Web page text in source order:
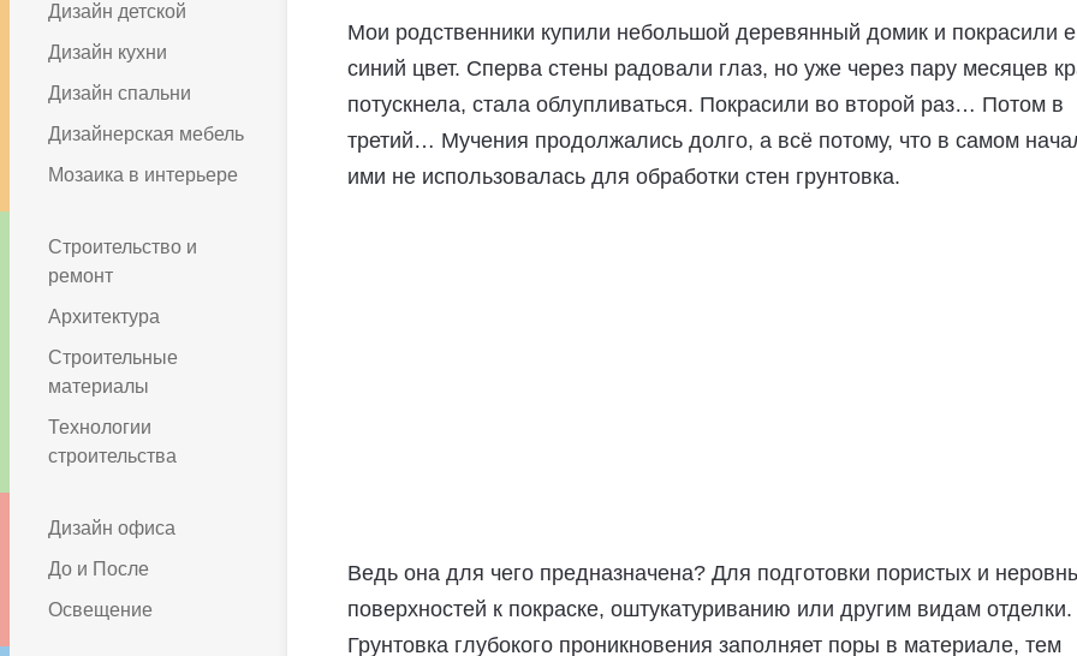
Дизайн детской
Дизайн кухни
Дизайн спальни
Дизайнерская мебель
Мозаика в интерьере
Строительство и
ремонт
Архитектура
Строительные
материалы
Технологии
строительства
Дизайн офиса
До и После
Освещение
Мои родственники купили небольшой деревянный домик и покрасили
синий цвет. Сперва стены радовали глаз, но уже через пару месяцев
потускнела, стала облупливаться. Покрасили во второй раз… Потом в
третий… Мучения продолжались долго, а всё потому, что в самом
ими не использовалась для обработки стен грунтовка.
Ведь она для чего предназначена? Для подготовки пористых и
поверхностей к покраске, оштукатуриванию или другим видам отделки.
Грунтовка глубокого проникновения заполняет поры в материале, тем